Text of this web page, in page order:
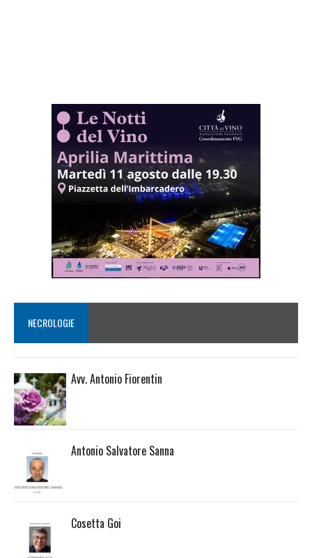
NECROLOGIE
Avv. Antonio Fiorentin
Antonio Salvatore Sanna
Cosetta Goi